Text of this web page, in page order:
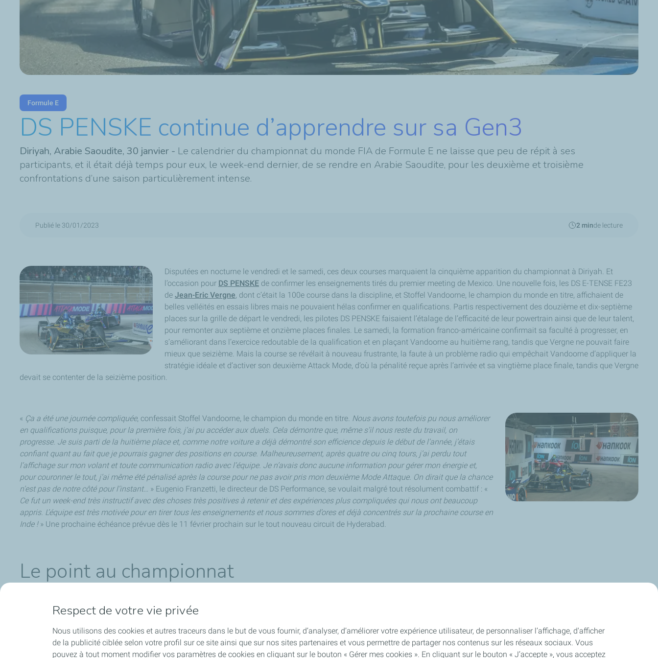
Formule E
DS PENSKE continue d’apprendre sur sa Gen3
Diriyah, Arabie Saoudite, 30 janvier - Le calendrier du championnat du monde FIA de Formule E ne laisse que peu de répit à ses
participants, et il était déjà temps pour eux, le week-end dernier, de se rendre en Arabie Saoudite, pour les deuxième et troisième
confrontations d’une saison particulièrement intense.
Publié le 30/01/2023 2 minde lecture
Disputées en nocturne le vendredi et le samedi, ces deux courses marquaient la cinquième apparition du championnat à Diriyah. Et
l’occasion pour DS PENSKE de confirmer les enseignements tirés du premier meeting de Mexico. Une nouvelle fois, les DS E-TENSE FE23
de Jean-Eric Vergne, dont c’était la 100e course dans la discipline, et Stoffel Vandoorne, le champion du monde en titre, affichaient de
belles velléités en essais libres mais ne pouvaient hélas confirmer en qualifications. Partis respectivement des douzième et dix-septième
places sur la grille de départ le vendredi, les pilotes DS PENSKE faisaient l’étalage de l’efficacité de leur powertrain ainsi que de leur talent,
pour remonter aux septième et onzième places finales. Le samedi, la formation franco-américaine confirmait sa faculté à progresser, en
s’améliorant dans l’exercice redoutable de la qualification et en plaçant Vandoorne au huitième rang, tandis que Vergne ne pouvait faire
mieux que seizième. Mais la course se révélait à nouveau frustrante, la faute à un problème radio qui empêchait Vandoorne d’appliquer la
stratégie idéale et d’activer son deuxième Attack Mode, d’où la pénalité reçue après l’arrivée et sa vingtième place finale, tandis que Vergne
devait se contenter de la seizième position.
« Ça a été une journée compliquée, confessait Stoffel Vandoorne, le champion du monde en titre. Nous avons toutefois pu nous améliorer
en qualifications puisque, pour la première fois, j’ai pu accéder aux duels. Cela démontre que, même s’il nous reste du travail, on
progresse. Je suis parti de la huitième place et, comme notre voiture a déjà démontré son efficience depuis le début de l’année, j’étais
confiant quant au fait que je pourrais gagner des positions en course. Malheureusement, après quatre ou cinq tours, j’ai perdu tout
l’affichage sur mon volant et toute communication radio avec l’équipe. Je n’avais donc aucune information pour gérer mon énergie et,
pour couronner le tout, j’ai même été pénalisé après la course pour ne pas avoir pris mon deuxième Mode Attaque. On dirait que la chance
n’est pas de notre côté pour l’instant… » Eugenio Franzetti, le directeur de DS Performance, se voulait malgré tout résolument combattif : «
Ce fut un week-end très instructif avec des choses très positives à retenir et des expériences plus compliquées qui nous ont beaucoup
appris. L’équipe est très motivée pour en tirer tous les enseignements et nous sommes d’ores et déjà concentrés sur la prochaine course en
Inde !» Une prochaine échéance prévue dès le 11 février prochain sur le tout nouveau circuit de Hyderabad.
Le point au championnat
, pour l’heure classé septième du classement réservé aux Teams et clairement déterminé à retrouver les sommets au plus vite.
Respect de votre vie privée
Nous utilisons des cookies et autres traceurs dans le but de vous fournir, d’analyser, d’améliorer votre expérience utilisateur, de personnaliser l’affichage, d'afficher
de la publicité ciblée selon votre profil sur ce site ainsi que sur nos sites partenaires et vous permettre de partager nos contenus sur les réseaux sociaux. Vous
pouvez à tout moment modifier vos paramètres de cookies en cliquant sur le bouton « Gérer mes cookies ». En cliquant sur le bouton « J’accepte », vous acceptez